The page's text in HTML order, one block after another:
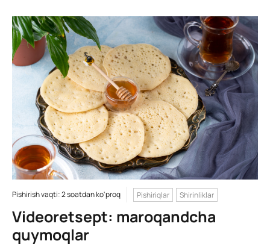
Pishirish vaqti: 2 soatdan ko'proq Pishiriqlar Shirinliklar
Videoretsept: maroqandcha
quymoqlar